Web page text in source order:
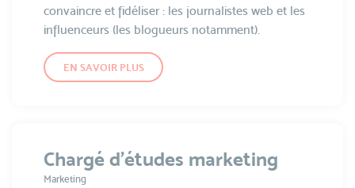
convaincre et fidéliser : les journalistes web et les
influenceurs (les blogueurs notamment).
EN SAVOIR PLUS
Chargé d’études marketing
Marketing